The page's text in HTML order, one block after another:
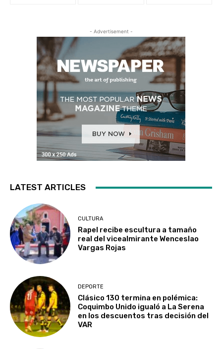
- Advertisement -
LATEST ARTICLES
CULTURA
Rapel recibe escultura a tamaño
real del vicealmirante Wenceslao
Vargas Rojas
DEPORTE
Clásico 130 termina en polémica:
Coquimbo Unido igualó a La Serena
en los descuentos tras decisión del
VAR